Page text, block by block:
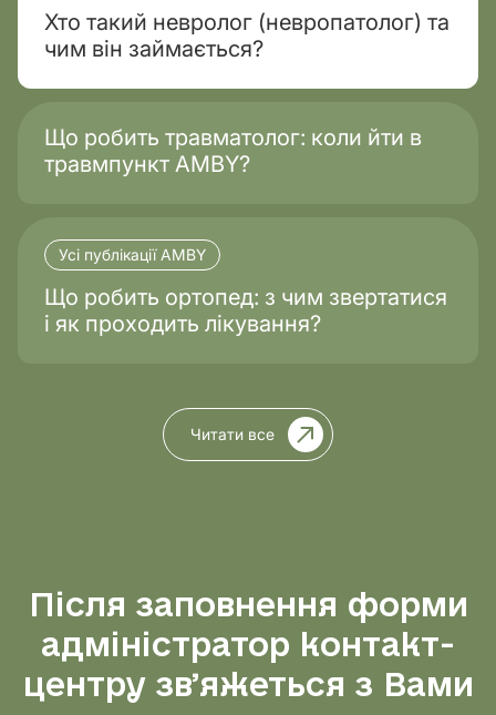
Хто такий невролог (невропатолог) та
чим він займається?
Що робить травматолог: коли йти в
травмпункт AMBY?
Усі публікації AMBY
Що робить ортопед: з чим звертатися
і як проходить лікування?
Читати все
Після заповнення форми
адміністратор контакт-
центру звʼяжеться з Вами